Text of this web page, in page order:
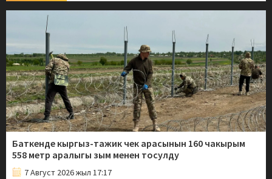
Баткенде кыргыз-тажик чек арасынын 160 чакырым
558 метр аралыгы зым менен тосулду
7 Август 2026 жыл 17:17